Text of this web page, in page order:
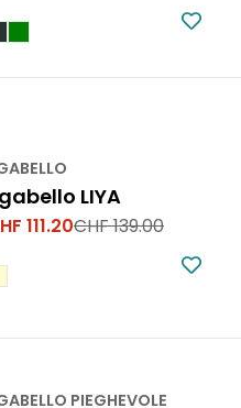
LIYA
111.20CHF 139.00
PIEGHEVOLE